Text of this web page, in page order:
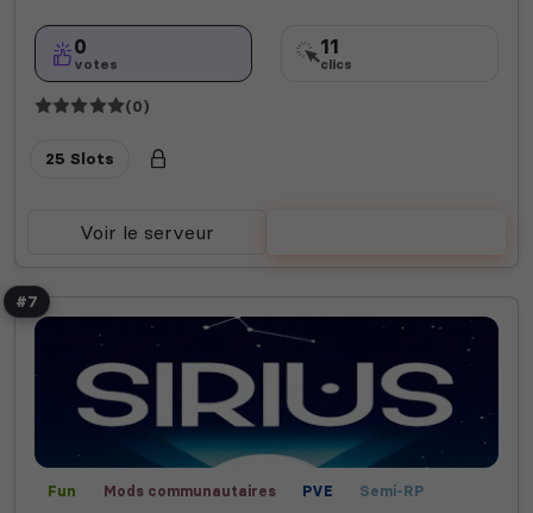
0
votes
11
clics
(0)
25 Slots
Voir le serveur
#7
Fun Mods communautaires PVE
Semi-RP